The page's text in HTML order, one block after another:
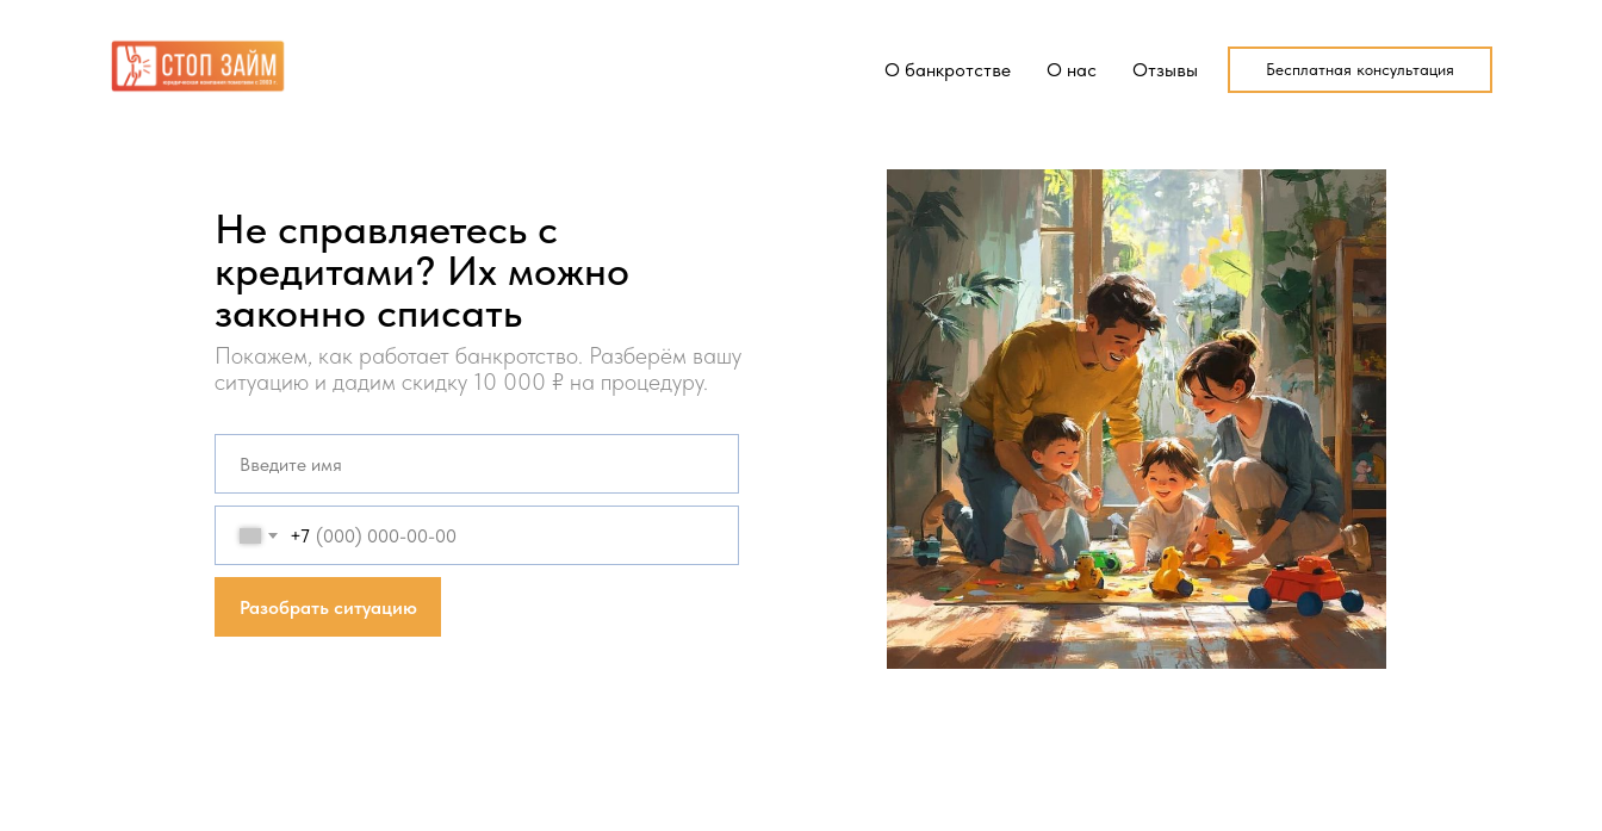
О банкротстве О нас Отзывы Бесплатная консультация
Не справляетесь с
кредитами? Их можно
законно списать
Покажем, как работает банкротство. Разберём вашу
ситуацию и дадим скидку 10 000 ₽ на процедуру.
+7
Разобрать ситуацию